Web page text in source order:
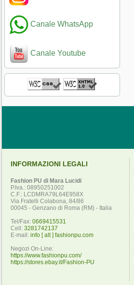
Canale WhatsApp
Canale Youtube
INFORMAZIONI LEGALI
Fashion PU di Mara Lucidi
P.Iva.: 08950251002
C.F.: LCDMRA79L64E958X
Via Fratelli Colabona, 84/86
00045 - Genzano di Roma (RM) - Italia
Tel/Fax: 0669415531
Cell: 3281742137
E-mail: info [ alt ] fashionpu.com
Negozi On-Line:
https://www.fashionpu.com/
https://stores.ebay.it/Fashion-PU